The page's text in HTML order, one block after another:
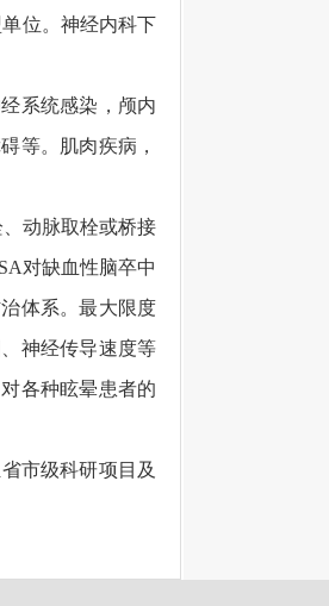
位。神经内科下
系统感染，颅内
等。肌肉疾病，
动脉取栓或桥接
对缺血性脑卒中
体系。最大限度
神经传导速度等
各种眩晕患者的
市级科研项目及